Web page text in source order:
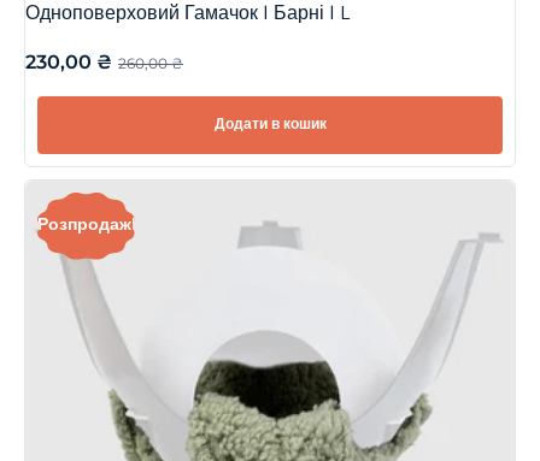
Одноповерховий Гамачок | Барні | L
260,00₴
230,00 ₴
Додати в кошик
Розпродаж!